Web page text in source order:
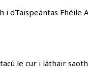
dTaispeántas Fhéile
le cur i láthair